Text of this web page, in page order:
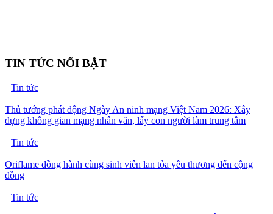
TIN TỨC NỔI BẬT
Tin tức
Thủ tướng phát động Ngày An ninh mạng Việt Nam 2026: Xây
dựng không gian mạng nhân văn, lấy con người làm trung tâm
Tin tức
Oriflame đồng hành cùng sinh viên lan tỏa yêu thương đến cộng
đồng
Tin tức